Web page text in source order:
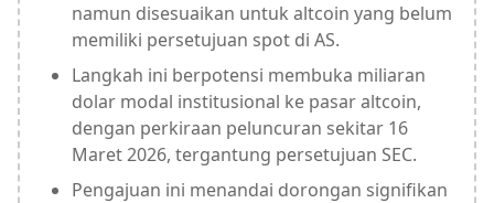
namun disesuaikan untuk altcoin yang belum
memiliki persetujuan spot di AS.
Langkah ini berpotensi membuka miliaran
dolar modal institusional ke pasar altcoin,
dengan perkiraan peluncuran sekitar 16
Maret 2026, tergantung persetujuan SEC.
Pengajuan ini menandai dorongan signifikan